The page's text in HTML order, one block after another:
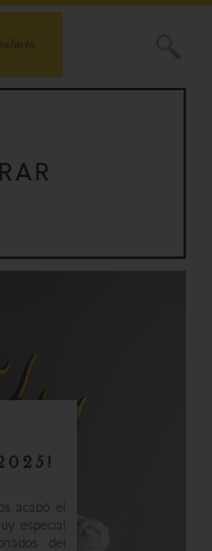
acabó el
especial
del